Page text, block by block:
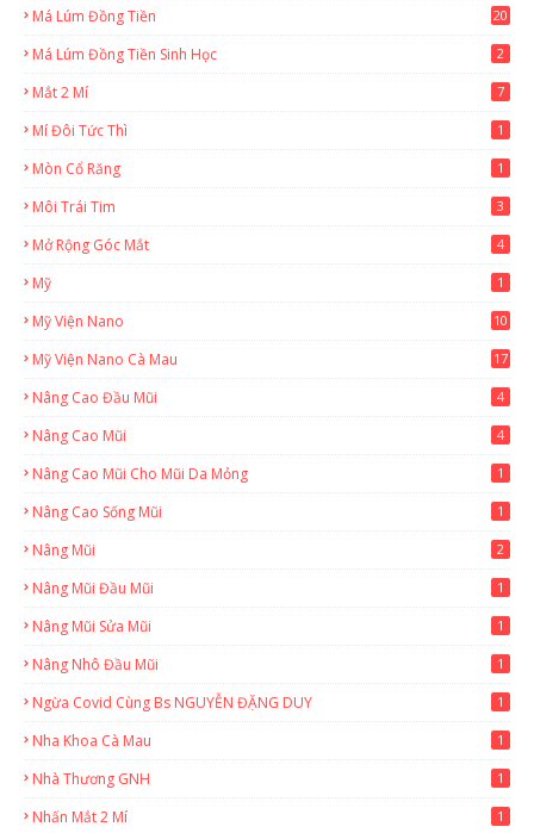
Má Lúm Đồng Tiền 20
Má Lúm Đồng Tiền Sinh Học 2
Mắt 2 Mí 7
Mí Đôi Tức Thì 1
Mòn Cổ Răng 1
Môi Trái Tim 3
Mở Rộng Góc Mắt 4
Mỹ 1
Mỹ Viện Nano 10
Mỹ Viện Nano Cà Mau
17
Nâng Cao Đầu Mũi 4
Nâng Cao Mũi 4
Nâng Cao Mũi Cho Mũi Da Mỏng 1
Nâng Cao Sống Mũi 1
Nâng Mũi 2
Nâng Mũi Đầu Mũi 1
Nâng Mũi Sửa Mũi 1
Nâng Nhô Đầu Mũi 1
Ngừa Covid Cùng Bs NGUYỄN ĐẶNG DUY 1
Nha Khoa Cà Mau 1
Nhà Thương GNH 1
Nhấn Mắt 2 Mí 1